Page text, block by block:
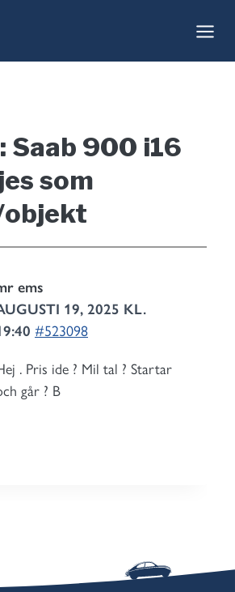
Saab 900 i16
som
ems
19, 2025 KL.
#523098
. Pris ide ? Mil tal ? Startar
går ? B